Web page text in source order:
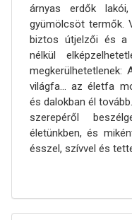
árnyas erdők
gyümölcsöt termők.
biztos útjelzői és a
nélkül
megkerülhetetlenek:
világfa... az életfa
és dalokban él
szerepéről
életünkben, és
ésszel, szívvel és